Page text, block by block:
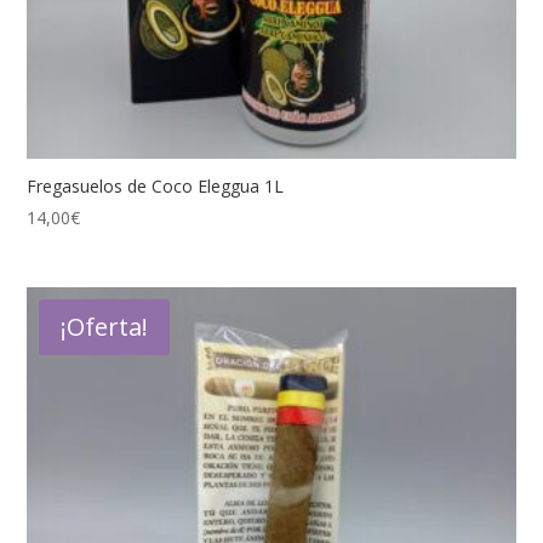
Fregasuelos de Coco Eleggua 1L
14,00€
¡Oferta!